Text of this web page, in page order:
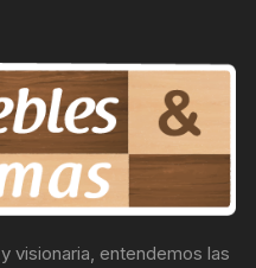
visionaria, entendemos las